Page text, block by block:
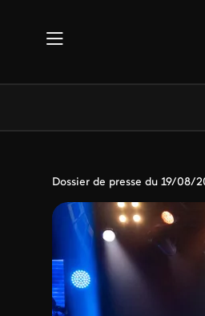
Dossier de presse du 19/08/